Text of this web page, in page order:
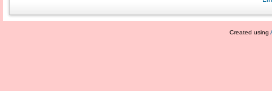
Created using